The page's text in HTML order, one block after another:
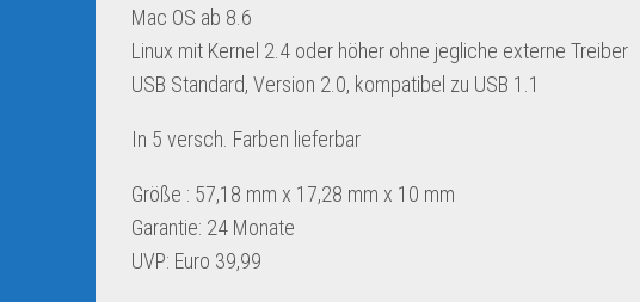
Mac OS ab 8.6
Linux mit Kernel 2.4 oder höher ohne jegliche externe Treiber
USB Standard, Version 2.0, kompatibel zu USB 1.1
In 5 versch. Farben lieferbar
Größe : 57,18 mm x 17,28 mm x 10 mm
Garantie: 24 Monate
UVP: Euro 39,99